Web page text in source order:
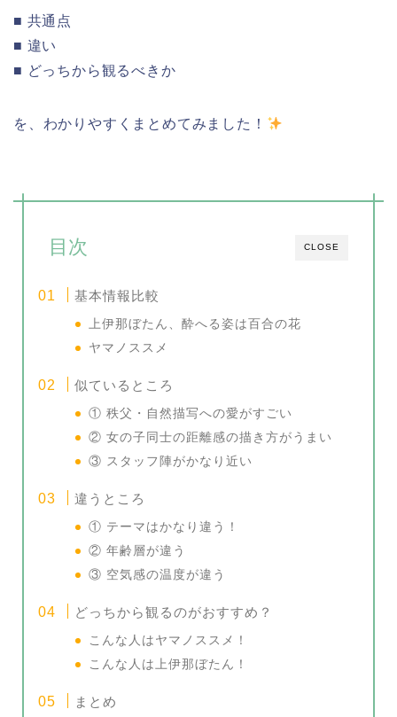
■ 共通点
■ 違い
■ どっちから観るべきか
を、わかりやすくまとめてみました！
CLOSE
目次
基本情報比較
上伊那ぼたん、酔へる姿は百合の花
ヤマノススメ
似ているところ
① 秩父・自然描写への愛がすごい
② 女の子同士の距離感の描き方がうまい
③ スタッフ陣がかなり近い
違うところ
① テーマはかなり違う！
② 年齢層が違う
③ 空気感の温度が違う
どっちから観るのがおすすめ？
こんな人はヤマノススメ！
こんな人は上伊那ぼたん！
まとめ